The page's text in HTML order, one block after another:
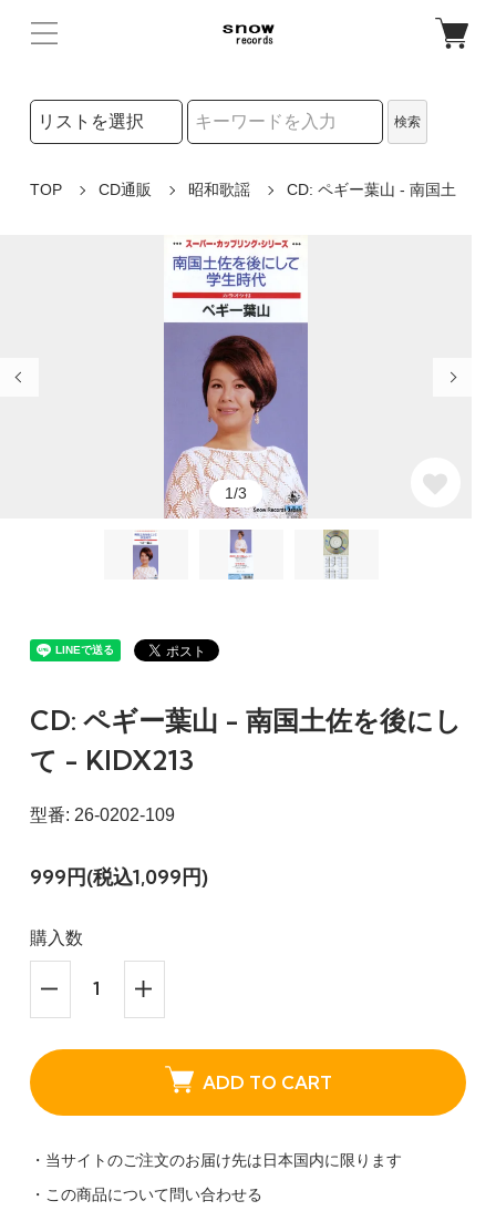
検索リストの選択
検索
TOP CD通販 昭和歌謡 CD: ペギー葉山 - 南国土
1/3
CD: ペギー葉山 - 南国土佐を後にし
て - KIDX213
型番: 26-0202-109
999円(税込1,099円)
購入数
ADD TO CART
・当サイトのご注文のお届け先は日本国内に限ります
・この商品について問い合わせる